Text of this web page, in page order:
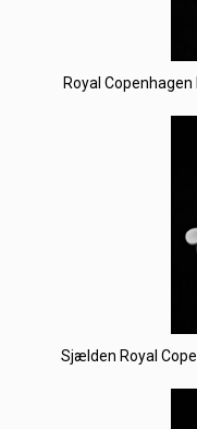
Royal
Sjælden Royal